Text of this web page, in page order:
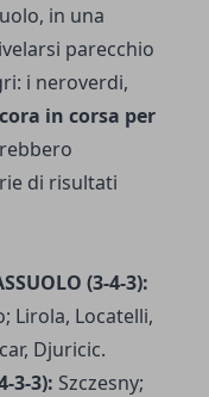
in una
parecchio
i neroverdi,
in corsa per
di risultati
(3-4-3):
Lirola, Locatelli,
Djuricic.
3-3): Szczesny;